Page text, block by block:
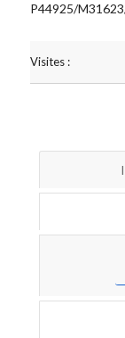
P44925/
Visites :